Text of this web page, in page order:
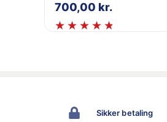
700,00 kr.
Sikker betaling